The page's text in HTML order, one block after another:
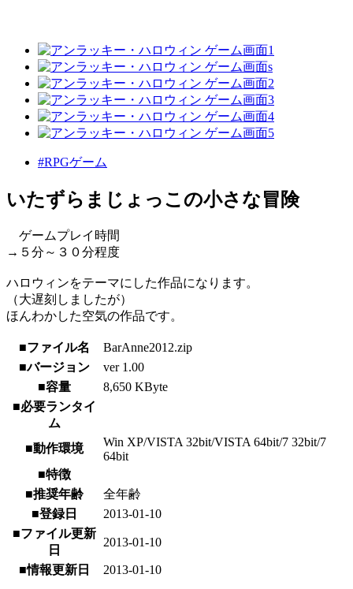
#RPGゲーム
いたずらまじょっこの小さな冒険
ゲームプレイ時間
→５分～３０分程度
ハロウィンをテーマにした作品になります。
（大遅刻しましたが）
ほんわかした空気の作品です。
■ファイル名
BarAnne2012.zip
■バージョン
ver 1.00
■容量
8,650 KByte
■必要ランタイ
ム
■動作環境
Win XP/VISTA 32bit/VISTA 64bit/7 32bit/7
64bit
■特徴
■推奨年齢
全年齢
■登録日
2013-01-10
■ファイル更新
日
2013-01-10
■情報更新日 2013-01-10